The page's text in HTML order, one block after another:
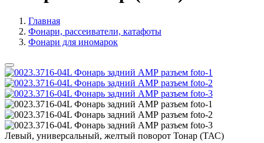
Главная
Фонари, рассеиватели, катафоты
Фонари для иномарок
Левый, универсальный, желтый поворот Тонар (ТАС)